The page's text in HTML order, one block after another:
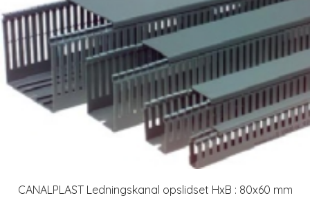
CANALPLAST Ledningskanal opslidset HxB : 80x60 mm